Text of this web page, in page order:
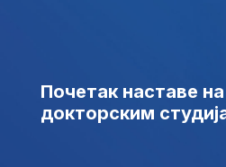
Почетак наставе
докторским